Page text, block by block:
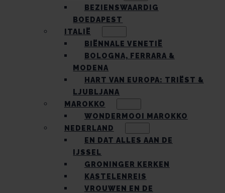
BEZIENSWAARDIG
BOEDAPEST
ITALIË
BIËNNALE VENETIË
BOLOGNA, FERRARA &
MODENA
HART VAN EUROPA: TRIËST &
LJUBLJANA
MAROKKO
WONDERMOOI MAROKKO
NEDERLAND
EN DAT ALLES AAN DE
IJSSEL
GRONINGER KERKEN
KASTELENREIS
VROUWEN EN DE